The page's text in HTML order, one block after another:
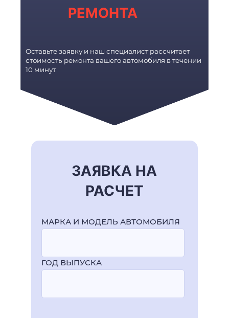
РЕМОНТА
Оставьте заявку и наш специалист рассчитает
стоимость ремонта вашего автомобиля в течении
10 минут
ЗАЯВКА НА
РАСЧЕТ
МАРКА И МОДЕЛЬ АВТОМОБИЛЯ
ГОД ВЫПУСКА